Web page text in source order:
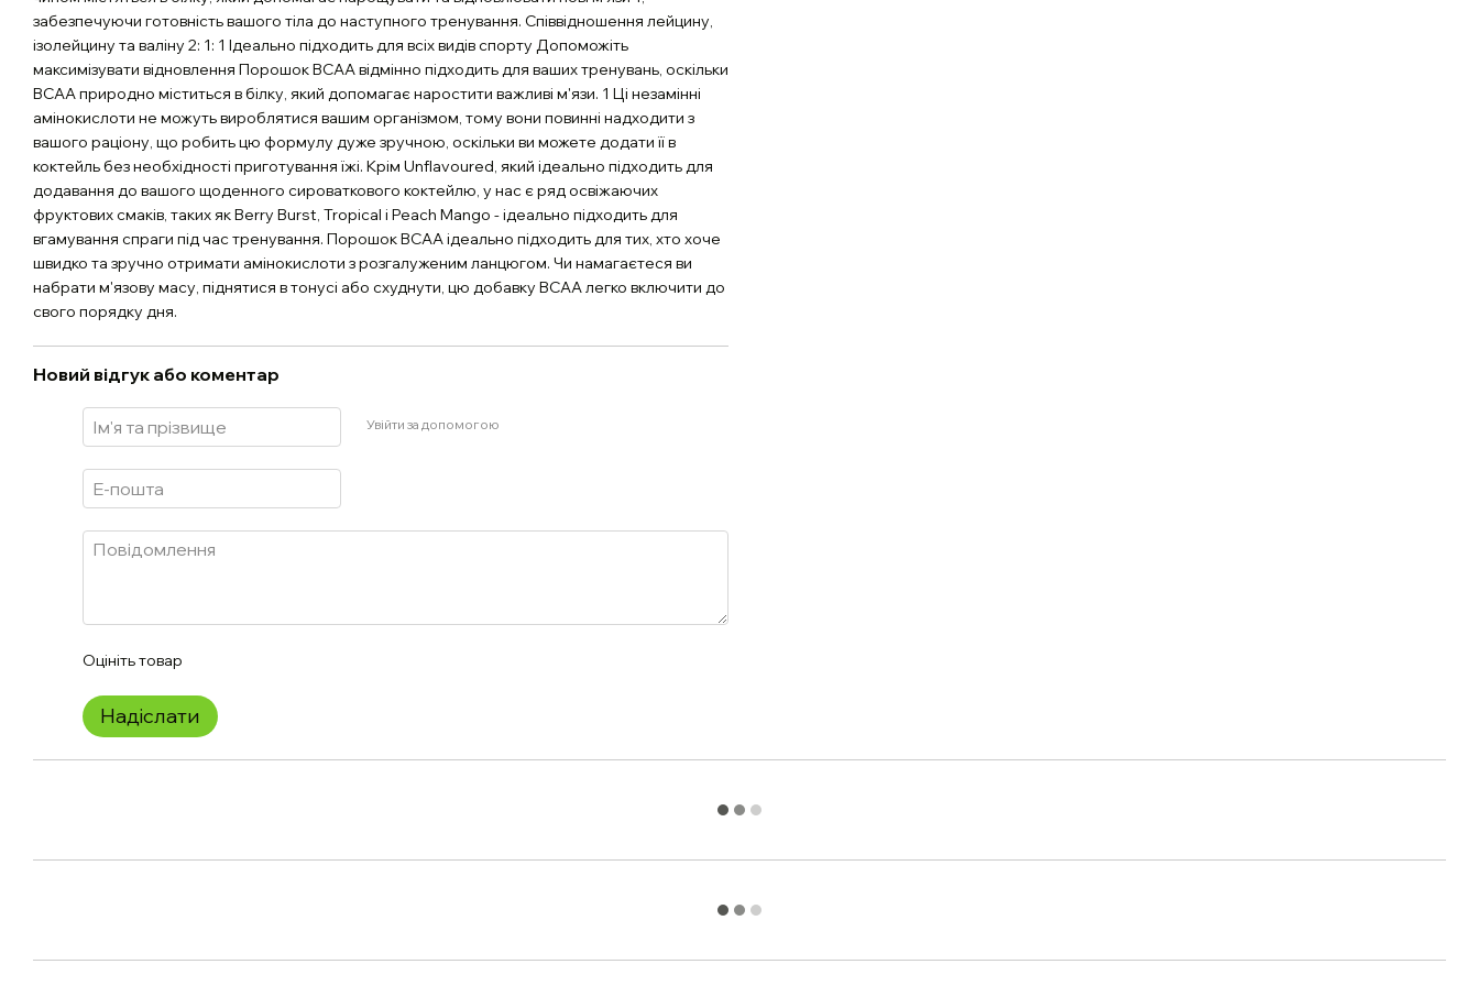
забезпечуючи готовність вашого тіла до наступного тренування. Співвідношення лейцину,
ізолейцину та валіну 2: 1: 1 Ідеально підходить для всіх видів спорту Допоможіть
максимізувати відновлення Порошок BCAA відмінно підходить для ваших тренувань, оскільки
BCAA природно міститься в білку, який допомагає наростити важливі м'язи. 1 Ці незамінні
амінокислоти не можуть вироблятися вашим організмом, тому вони повинні надходити з
вашого раціону, що робить цю формулу дуже зручною, оскільки ви можете додати її в
коктейль без необхідності приготування їжі. Крім Unflavoured, який ідеально підходить для
додавання до вашого щоденного сироваткового коктейлю, у нас є ряд освіжаючих
фруктових смаків, таких як Berry Burst, Tropical і Peach Mango - ідеально підходить для
вгамування спраги під час тренування. Порошок BCAA ідеально підходить для тих, хто хоче
швидко та зручно отримати амінокислоти з розгалуженим ланцюгом. Чи намагаєтеся ви
набрати м'язову масу, піднятися в тонусі або схуднути, цю добавку BCAA легко включити до
свого порядку дня.
Новий відгук або коментар
Увійти за допомогою
Оцініть товар
Надіслати